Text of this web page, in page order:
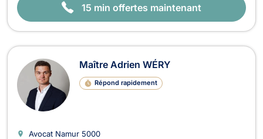
15 min offertes maintenant
Maître Adrien WÉRY
Répond rapidement
Avocat Namur 5000